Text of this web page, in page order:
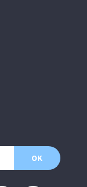
OK